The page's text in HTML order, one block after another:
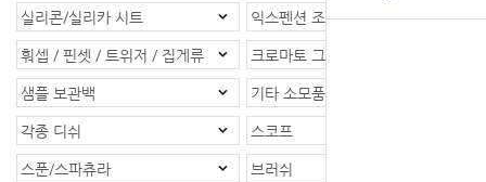
실리콘/실리카 시트 익스펜션 조인트
훠셉 / 핀셋 / 트위저 / 집게류 크로마토 그래피
샘플 보관백 기타 소모품
각종 디쉬 스코프
스푼/스파츄라 브러쉬